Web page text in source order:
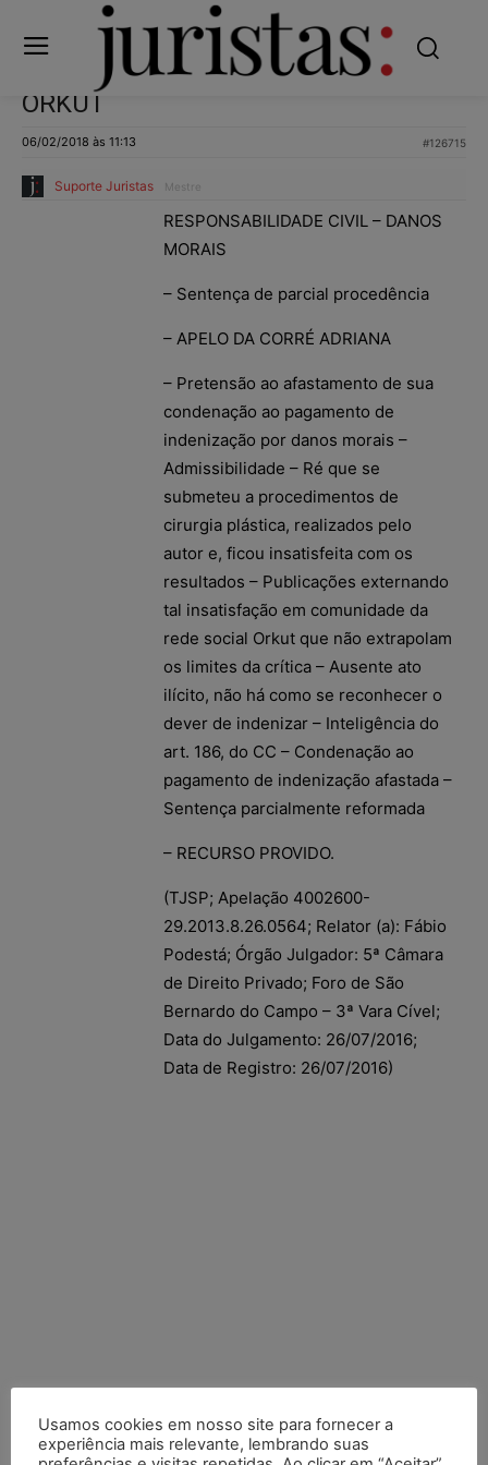
ORKUT
06/02/2018 às 11:13 #126715
Suporte Juristas Mestre
RESPONSABILIDADE CIVIL – DANOS
MORAIS
– Sentença de parcial procedência
– APELO DA CORRÉ ADRIANA
– Pretensão ao afastamento de sua
condenação ao pagamento de
indenização por danos morais –
Admissibilidade – Ré que se
submeteu a procedimentos de
cirurgia plástica, realizados pelo
autor e, ficou insatisfeita com os
resultados – Publicações externando
tal insatisfação em comunidade da
rede social Orkut que não extrapolam
os limites da crítica – Ausente ato
ilícito, não há como se reconhecer o
dever de indenizar – Inteligência do
art. 186, do CC – Condenação ao
pagamento de indenização afastada –
Sentença parcialmente reformada
– RECURSO PROVIDO.
(TJSP; Apelação 4002600-
29.2013.8.26.0564; Relator (a): Fábio
Podestá; Órgão Julgador: 5ª Câmara
de Direito Privado; Foro de São
Bernardo do Campo – 3ª Vara Cível;
Data do Julgamento: 26/07/2016;
Data de Registro: 26/07/2016)
Usamos cookies em nosso site para fornecer a
experiência mais relevante, lembrando suas